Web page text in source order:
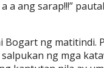
a ang sarap!!!”
Bogart ng matitindi.
ng mga